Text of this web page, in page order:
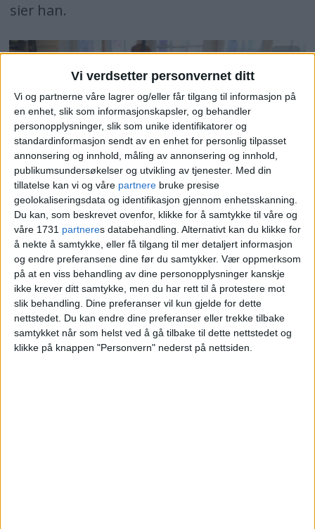
Vi verdsetter personvernet ditt
Vi og partnerne våre lagrer og/eller får tilgang til informasjon på
en enhet, slik som informasjonskapsler, og behandler
personopplysninger, slik som unike identifikatorer og
standardinformasjon sendt av en enhet for personlig tilpasset
annonsering og innhold, måling av annonsering og innhold,
publikumsundersøkelser og utvikling av tjenester. Med din
tillatelse kan vi og våre partnere bruke presise
geolokaliseringsdata og identifikasjon gjennom enhetsskanning.
Du kan, som beskrevet ovenfor, klikke for å samtykke til våre og
våre 1731 partneres databehandling. Alternativt kan du klikke for
å nekte å samtykke, eller få tilgang til mer detaljert informasjon
og endre preferansene dine før du samtykker. Vær oppmerksom
på at en viss behandling av dine personopplysninger kanskje
ikke krever ditt samtykke, men du har rett til å protestere mot
slik behandling. Dine preferanser vil kun gjelde for dette
nettstedet. Du kan endre dine preferanser eller trekke tilbake
samtykket når som helst ved å gå tilbake til dette nettstedet og
klikke på knappen "Personvern" nederst på nettsiden.
sier han.
Fra venstre: Edith (5), Claus (4), Sofie (5) og Nova
(4) nyter dagens måltid i Heftyes barnehage.
Foto: Tarjei Kidd Olsen
Prosjektet "Friske og raske barnehager" er
så vellykket at bydelen fikk
hedersbetegnelsenÅrets grønneste